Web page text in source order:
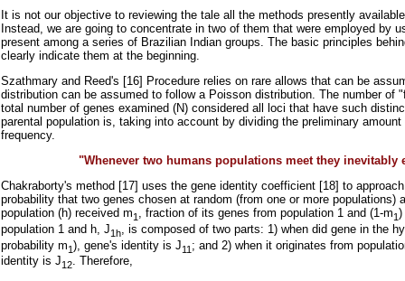
It is not our objective to reviewing the tale all the methods presently
Instead, we are going to concentrate in two of them that were employed by
present among a series of Brazilian Indian groups. The basic principles
clearly indicate them at the beginning.
Szathmary and Reed's [16] Procedure relies on rare allows that can be
distribution can be assumed to follow a Poisson distribution. The number of
total number of genes examined (N) considered all loci that have such
parental population is, taking into account by dividing the preliminary
frequency.
"Whenever two humans populations meet they inevitably
Chakraborty's method [17] uses the gene identity coefficient [18] to
probability that two genes chosen at random (from one or more populations)
population (h) received m1 , fraction of its genes from population 1 and (1-m1)
population 1 and h, J1h
, is composed of two parts: 1) when did gene in the
probability m1), gene's identity is J11 ; and 2) when it originates from
identity is J12. Therefore,